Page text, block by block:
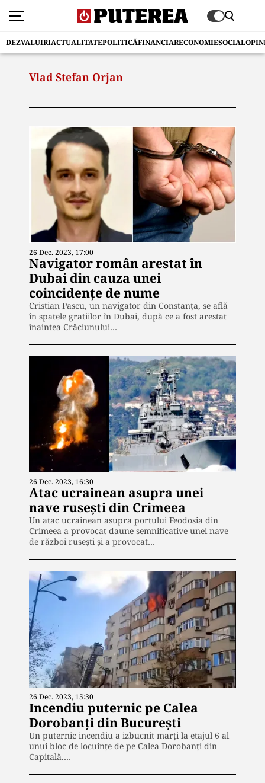
DEZVALUIRIACTUALITATEPOLITICĂFINANCIARECONOMIESOCIAL
Vlad Stefan Orjan
26 Dec. 2023, 17:00
Navigator român arestat în
Dubai din cauza unei
coincidențe de nume
Cristian Pascu, un navigator din Constanța, se află
în spatele gratiilor în Dubai, după ce a fost arestat
înaintea Crăciunului…
26 Dec. 2023, 16:30
Atac ucrainean asupra unei
nave rusești din Crimeea
Un atac ucrainean asupra portului Feodosia din
Crimeea a provocat daune semnificative unei nave
de război rusești și a provocat…
26 Dec. 2023, 15:30
Incendiu puternic pe Calea
Dorobanți din București
Un puternic incendiu a izbucnit marți la etajul 6 al
unui bloc de locuințe de pe Calea Dorobanți din
Capitală.…